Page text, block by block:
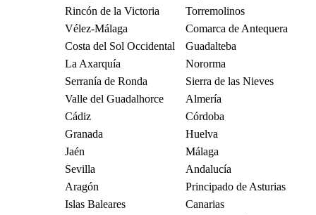
Rincón de la Victoria
Torremolinos
Vélez-Málaga
Comarca de Antequera
Costa del Sol Occidental
Guadalteba
La Axarquía
Nororma
Serranía de Ronda
Sierra de las Nieves
Valle del Guadalhorce
Almería
Cádiz
Córdoba
Granada
Huelva
Jaén
Málaga
Sevilla
Andalucía
Aragón
Principado de Asturias
Islas Baleares
Canarias